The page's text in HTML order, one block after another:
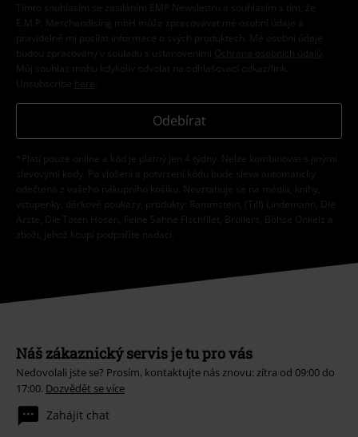
Tímto souhlasím se zasíláním EMP Newslettru a souhlasím s tím, že
E.M.P. Merchandising mbH může zpracovávat mé osobní údaje a
pravidelně mi posílat informace o svých produktech. Mé osobní údaje
budou zpracovány v souladu s ustanoveními
Ochrana osobních údajů
Můj souhlas mohu kdykoliv odvolat na odhlašovací odkaz/link.
Unsubscribe here
Odebírat
*Platí pouze online a kód je platný jen 4 týdny. Nelze kombinovat s jinými
slevovými kódy. Po vložení a potvrzení kódu bude sleva automaticky
odečtena z vašeho nákupního košíku. Nevztahuje se na média, knihy,
vstupenky, dárkové poukazy, produkty: Rammstein, (Till) Lindemann, Die
Ärzte, Die Toten Hosen, Feine Sahne Fischfilet, Broilers, Böhse Onkelz a
zboží, jehož koupí podpoříte nadaci.
Náš zákaznický servis je tu pro vás
Nedovolali jste se? Prosím, kontaktujte nás znovu: zítra od 09:00 do
17:00. Dozvědět se více
Zahájit chat